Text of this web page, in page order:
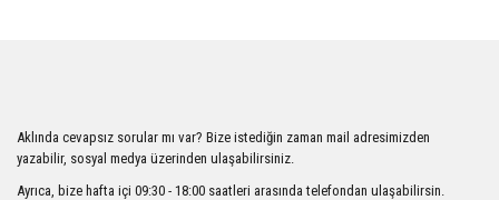
Ürün açıklamasında eksik bilgiler bulunuyor.
Ürün bilgilerinde hatalar bulunuyor.
Aklında cevapsız sorular mı var? Bize istediğin zaman mail adresimizden
yazabilir, sosyal medya üzerinden ulaşabilirsiniz.
Ayrıca, bize hafta içi 09:30 - 18:00 saatleri arasında telefondan ulaşabilirsin.